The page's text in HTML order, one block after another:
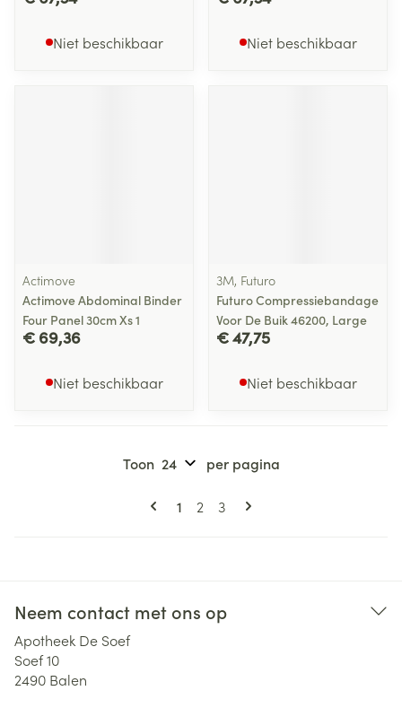
Niet beschikbaar Niet beschikbaar
Actimove
Actimove Abdominal Binder
Four Panel 30cm Xs 1
€ 69,36
Niet beschikbaar
3M, Futuro
Futuro Compressiebandage
Voor De Buik 46200, Large
€ 47,75
Niet beschikbaar
Pagina's
U lees momenteel pagina
1 Pagina
2 Pagina
3
Toon per pagina
Neem contact met ons op
Apotheek De Soef
Soef 10
2490 Balen